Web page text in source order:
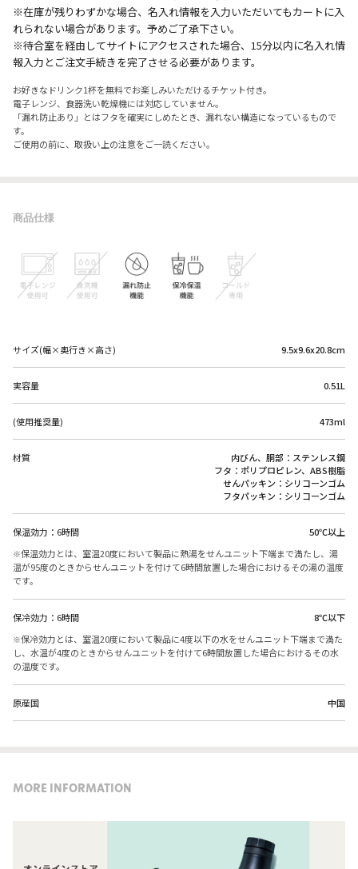
※在庫が残りわずかな場合、名入れ情報を入力いただいてもカートに入
れられない場合があります。予めご了承下さい。
※待合室を経由してサイトにアクセスされた場合、15分以内に名入れ情
報入力とご注文手続きを完了させる必要があります。
お好きなドリンク1杯を無料でお楽しみいただけるチケット付き。
電子レンジ、食器洗い乾燥機には対応していません。
「漏れ防止あり」とはフタを確実にしめたとき、漏れない構造になっているもので
す。
ご使用の前に、取扱い上の注意をご一読ください。
商品仕様
サイズ(幅×奥行き×高さ) 9.5x9.6x20.8cm
実容量 0.51L
(使用推奨量) 473ml
材質
内びん、胴部：ステンレス鋼
フタ：ポリプロピレン、ABS樹脂
せんパッキン：シリコーンゴム
フタパッキン：シリコーンゴム
保温効力：6時間
50℃以上
保温効力とは、室温20度において製品に熱湯をせんユニット下端まで満たし、湯
温が95度のときからせんユニットを付けて6時間放置した場合におけるその湯の温度
です。
保冷効力：6時間
8℃以下
保冷効力とは、室温20度において製品に4度以下の水をせんユニット下端まで満た
し、水温が4度のときからせんユニットを付けて6時間放置した場合におけるその水
の温度です。
原産国 中国
MORE INFORMATION